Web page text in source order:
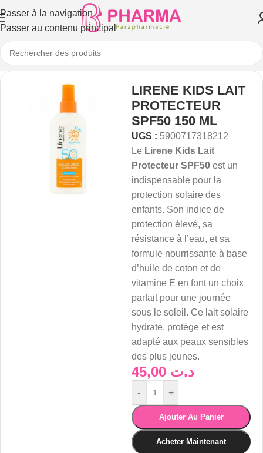
Passer à la navigation
Passer au contenu principal
LIRENE KIDS LAIT
PROTECTEUR
SPF50 150 ML
UGS : 5900717318212
Le Lirene Kids Lait
Protecteur SPF50 est un
indispensable pour la
protection solaire des
enfants. Son indice de
protection élevé, sa
résistance à l’eau, et sa
formule nourrissante à base
d’huile de coton et de
vitamine E en font un choix
parfait pour une journée
sous le soleil. Ce lait solaire
hydrate, protège et est
adapté aux peaux sensibles
des plus jeunes.
د.ت
- +
Ajouter Au Panier
Acheter Maintenant